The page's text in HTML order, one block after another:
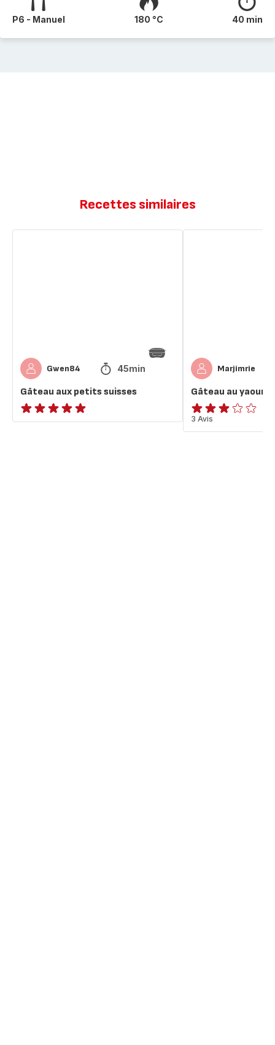
P6 - Manuel 180 °C 40 min
Recettes similaires
Gwen84 45min
Gâteau aux petits suisses
ratings.NaN
Marjimrie
Gâteau au yaourt
Avis
3
3 Avis